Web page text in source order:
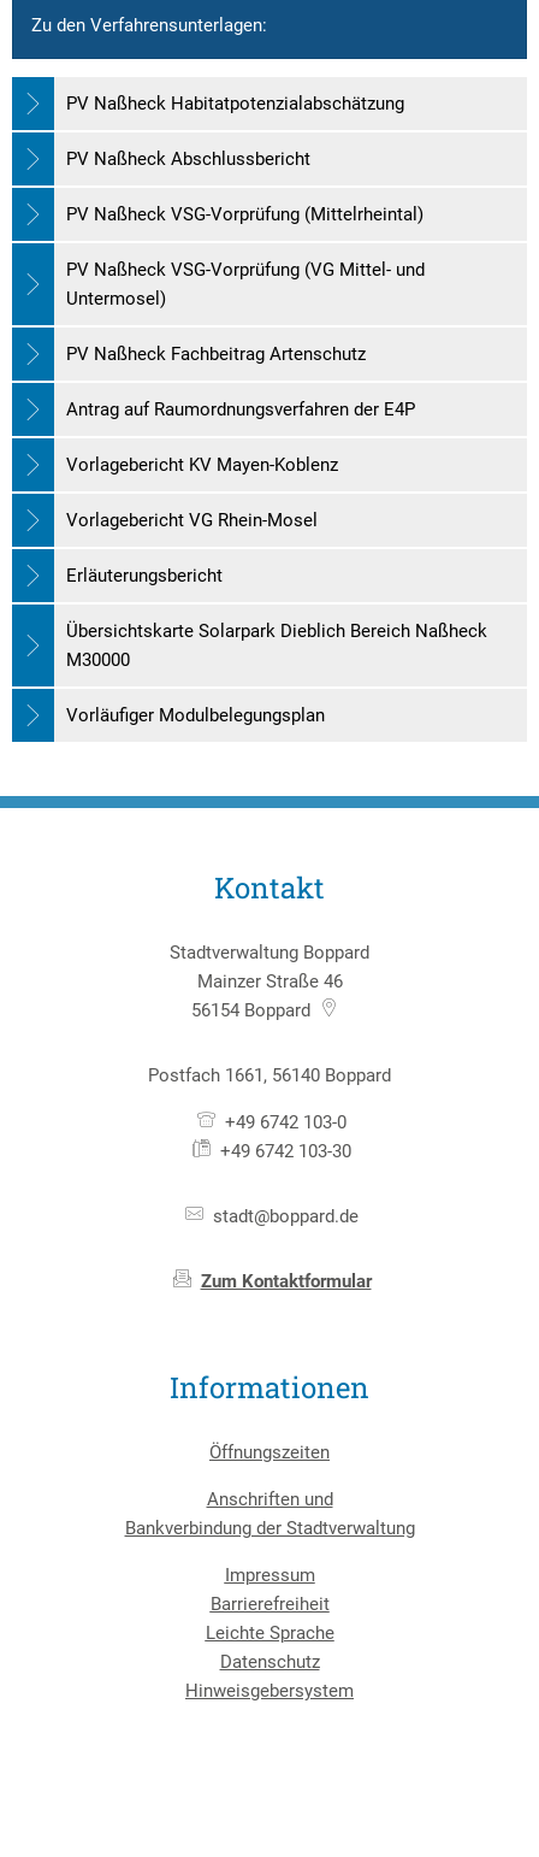
Zu den Verfahrensunterlagen:
PV Naßheck Habitatpotenzialabschätzung
PV Naßheck Abschlussbericht
PV Naßheck VSG-Vorprüfung (Mittelrheintal)
PV Naßheck VSG-Vorprüfung (VG Mittel- und
Untermosel)
PV Naßheck Fachbeitrag Artenschutz
Antrag auf Raumordnungsverfahren der E4P
Vorlagebericht KV Mayen-Koblenz
Vorlagebericht VG Rhein-Mosel
Erläuterungsbericht
Übersichtskarte Solarpark Dieblich Bereich Naßheck
M30000
Vorläufiger Modulbelegungsplan
Kontakt
Stadtverwaltung Boppard
Mainzer Straße 46
56154 Boppard
Postfach 1661, 56140 Boppard
+49 6742 103-0
+49 6742 103-30
stadt@boppard.de
Zum Kontaktformular
Informationen
Öffnungszeiten
Anschriften und
Bankverbindung der Stadtverwaltung
Impressum
Barrierefreiheit
Leichte Sprache
Datenschutz
Hinweisgebersystem